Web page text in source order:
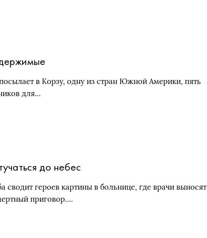
в Корзу, одну из стран Южной Америки, пять
для…
до небес
сводит героев картины в больнице, где врачи выносят
приговор….